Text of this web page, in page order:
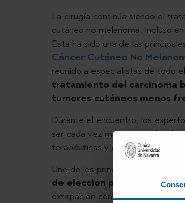
La cirugía continúa siendo el
cutáneo no melanoma, incluso
Esta ha sido una de las
Cáncer Cutáneo No
reunido a especialistas de todo
tratamiento del carcinoma
tumores cutáneos menos
Durante el encuentro, los
ser cada vez más
terapéuticas y el trabajo
Uno de los principales focos de
de elección para muchos
extirpación completa del tumor